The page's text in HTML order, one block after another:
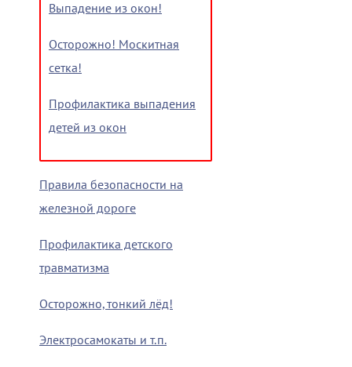
Выпадение из окон!
Осторожно! Москитная
сетка!
Профилактика выпадения
детей из окон
Правила безопасности на
железной дороге
Профилактика детского
травматизма
Осторожно, тонкий лёд!
Электросамокаты и т.п.